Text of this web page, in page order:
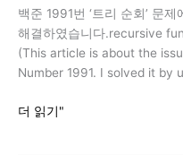
백준 1991번 ‘트리 순회’ 문
해결하였습니다.recursive
(This article is about the
Number 1991. I solved it by
백
더 읽기"